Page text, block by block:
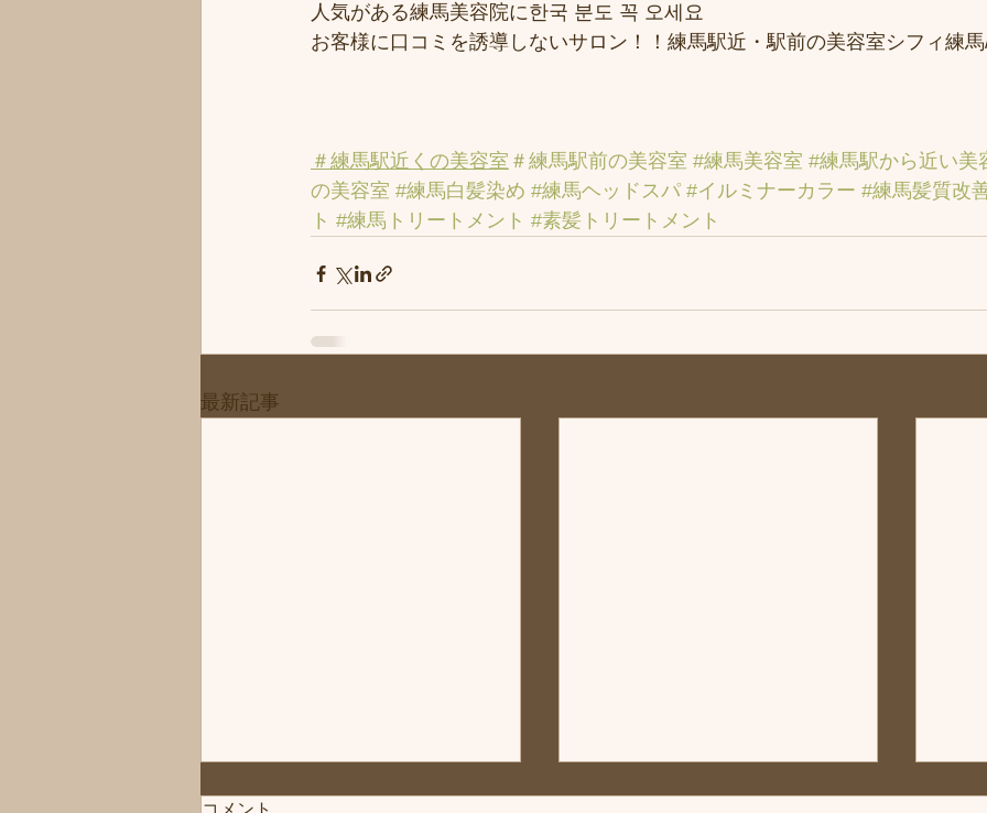
人気がある練馬美容院に한국 분도 꼭 오세요
お客様に口コミを誘導しないサロン！！練馬駅近・駅前の美容室シフィ練
＃練馬駅近くの美容室 ＃練馬駅前の美容室 #練馬美容室 #練馬駅から近い美
の美容室 #練馬白髪染め #練馬ヘッドスパ #イルミナーカラー #練馬髪質改
ト #練馬トリートメント #素髪トリートメント
最新記事
◆「お知らせ」練馬髪質改善